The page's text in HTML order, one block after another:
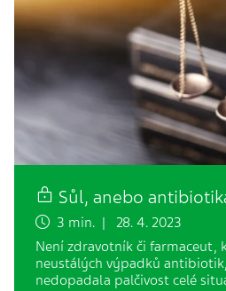
Sůl, anebo
3 min. | 28. 4. 2023
Není zdravotník či farmaceut,
neustálých výpadků
nedopadala palčivost celé